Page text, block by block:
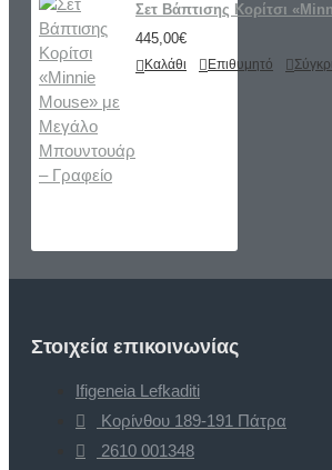
Σετ Βάπτισης Κορίτσι
445,00€
Καλάθι Επιθυμητό
Στοιχεία επικοινωνίας
Ifigeneia Lefkaditi
Κορίνθου 189-191 Πάτρα
2610 001348